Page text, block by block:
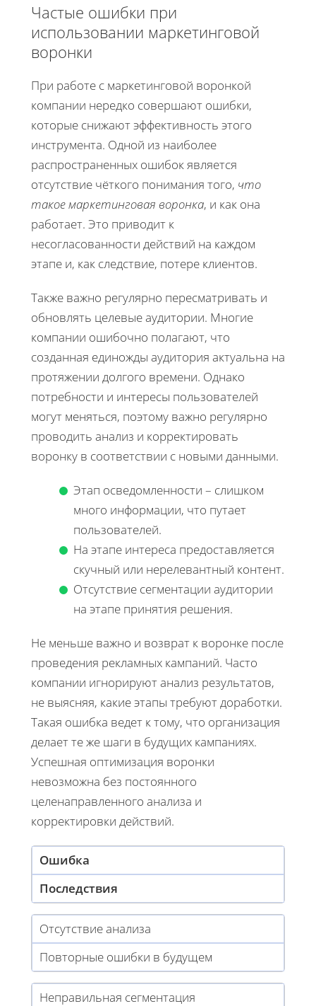
Частые ошибки при
использовании маркетинговой
воронки
При работе с маркетинговой воронкой
компании нередко совершают ошибки,
которые снижают эффективность этого
инструмента. Одной из наиболее
распространенных ошибок является
отсутствие чёткого понимания того, что
такое маркетинговая воронка, и как она
работает. Это приводит к
несогласованности действий на каждом
этапе и, как следствие, потере клиентов.
Также важно регулярно пересматривать и
обновлять целевые аудитории. Многие
компании ошибочно полагают, что
созданная единожды аудитория актуальна на
протяжении долгого времени. Однако
потребности и интересы пользователей
могут меняться, поэтому важно регулярно
проводить анализ и корректировать
воронку в соответствии с новыми данными.
Этап осведомленности – слишком
много информации, что путает
пользователей.
На этапе интереса предоставляется
скучный или нерелевантный контент.
Отсутствие сегментации аудитории
на этапе принятия решения.
Не меньше важно и возврат к воронке после
проведения рекламных кампаний. Часто
компании игнорируют анализ результатов,
не выясняя, какие этапы требуют доработки.
Такая ошибка ведет к тому, что организация
делает те же шаги в будущих кампаниях.
Успешная оптимизация воронки
невозможна без постоянного
целенаправленного анализа и
корректировки действий.
Ошибка
Последствия
Отсутствие анализа
Повторные ошибки в будущем
Неправильная сегментация